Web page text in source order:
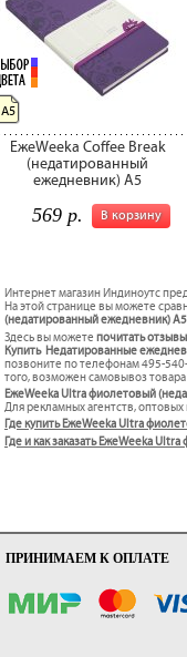
ЕжеWeeka Coffee Break
(недатированный
ежедневник) A5
В корзину
569 р.
А5
Интернет магазин Индиноутс
На этой странице вы можете
(недатированный ежедневник)
Здесь вы можете почитать
Купить Недатированные
позвоните по телефонам 495-
того, возможен самовывоз
ЕжеWeeka Ultra фиолетовый
Для рекламных агентств,
Где купить ЕжеWeeka Ultra
Где и как заказать ЕжеWeeka
ПРИНИМАЕМ К ОПЛАТЕ